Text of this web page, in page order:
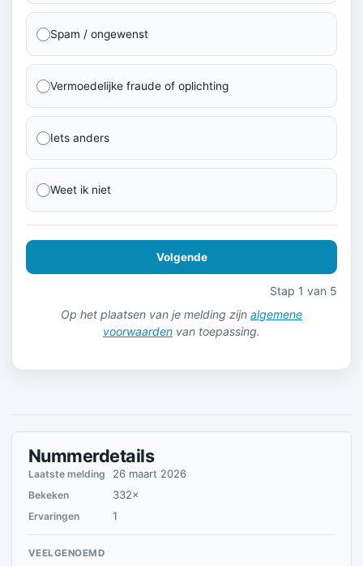
Spam / ongewenst
Vermoedelijke fraude of oplichting
Iets anders
Weet ik niet
Volgende
Stap 1 van 5
Op het plaatsen van je melding zijn algemene
voorwaarden van toepassing.
Nummerdetails
Laatste melding 26 maart 2026
Bekeken 332×
Ervaringen 1
VEELGENOEMD